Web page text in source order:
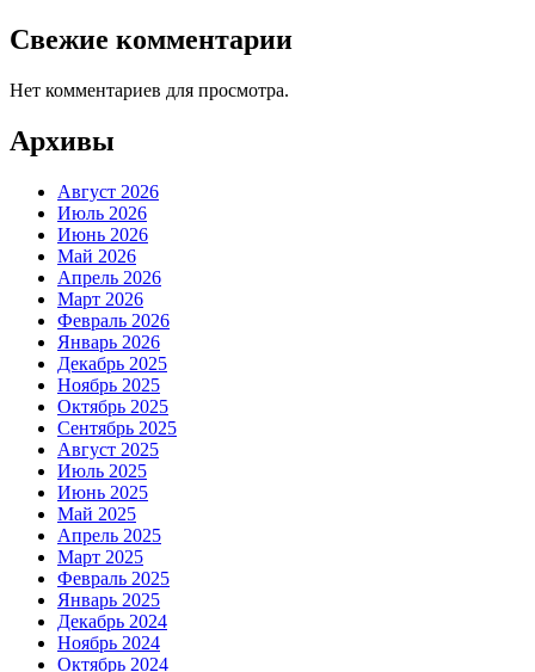
Свежие комментарии
Нет комментариев для просмотра.
Архивы
Август 2026
Июль 2026
Июнь 2026
Май 2026
Апрель 2026
Март 2026
Февраль 2026
Январь 2026
Декабрь 2025
Ноябрь 2025
Октябрь 2025
Сентябрь 2025
Август 2025
Июль 2025
Июнь 2025
Май 2025
Апрель 2025
Март 2025
Февраль 2025
Январь 2025
Декабрь 2024
Ноябрь 2024
Октябрь 2024